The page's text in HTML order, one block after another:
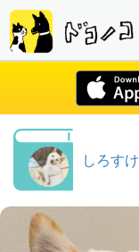
しろすけ